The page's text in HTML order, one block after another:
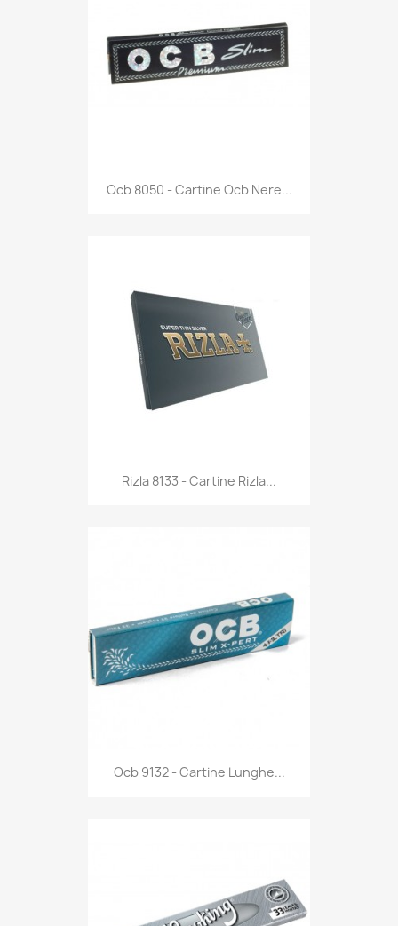
Anteprima
Ocb 8050 - Cartine Ocb Nere...
Anteprima
Rizla 8133 - Cartine Rizla...
Anteprima
Ocb 9132 - Cartine Lunghe...